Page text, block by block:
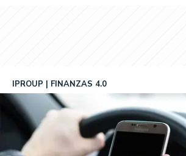
IPROUP FINANZAS 4.0